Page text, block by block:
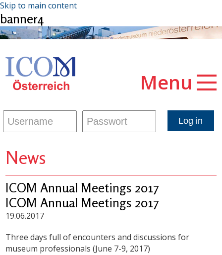
Skip to main content
banner4
Menu
News
ICOM Annual Meetings 2017
ICOM Annual Meetings 2017
19.06.2017
Three days full of encounters and discussions for
museum professionals (June 7-9, 2017)